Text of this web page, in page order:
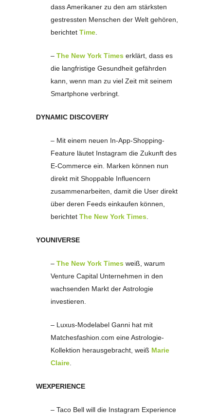
dass Amerikaner zu den am stärksten
gestressten Menschen der Welt gehören,
berichtet Time
– The New York Times erklärt, dass es
die langfristige Gesundheit gefährden
kann, wenn man zu viel Zeit mit seinem
Smartphone verbringt.
DYNAMIC DISCOVERY
– Mit einem neuen In-App-Shopping-
Feature läutet Instagram die Zukunft des
E-Commerce ein. Marken können nun
direkt mit Shoppable Influencern
zusammenarbeiten, damit die User direkt
über deren Feeds einkaufen können,
berichtet The New York Times
YOUNIVERSE
– The New York Times weiß, warum
Venture Capital Unternehmen in den
wachsenden Markt der Astrologie
investieren.
– Luxus-Modelabel Ganni hat mit
Matchesfashion.com eine Astrologie-
Kollektion herausgebracht, weiß Marie
Claire
WEXPERIENCE
– Taco Bell will die Instagram Experience